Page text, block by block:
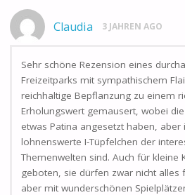
Claudia 3 JAHREN AGO
Sehr schöne Rezension eines
Freizeitparks mit sympathischem
reichhaltige Bepflanzung zu einem
Erholungswert gemausert, wobei
etwas Patina angesetzt haben,
lohnenswerte I-Tüpfelchen der
Themenwelten sind. Auch für kleine
geboten, sie dürfen zwar nicht
aber mit wunderschönen